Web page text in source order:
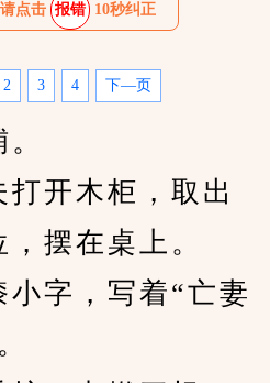
点击 报错 10秒纠正
2 3 4 下—页
开木柜，取出
摆在桌上。
字，写着“亡妻